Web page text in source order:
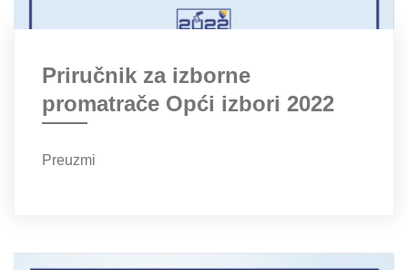
Priručnik za izborne
promatrače Opći izbori 2022
Preuzmi